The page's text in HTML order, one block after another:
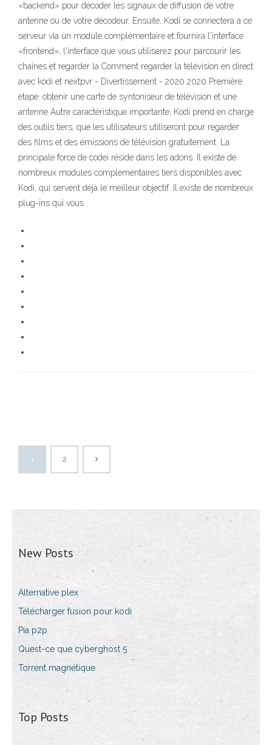
«backend» pour décoder les signaux de diffusion de votre
antenne ou de votre décodeur. Ensuite, Kodi se connectera à ce
serveur via un module complémentaire et fournira l'interface
«frontend», l'interface que vous utiliserez pour parcourir les
chaînes et regarder la Comment regarder la télévision en direct
avec kodi et nextpvr - Divertissement - 2020 2020 Première
étape: obtenir une carte de syntoniseur de télévision et une
antenne Autre caractéristique importante, Kodi prend en charge
des outils tiers, que les utilisateurs utiliseront pour regarder
des films et des émissions de télévision gratuitement. La
principale force de codei réside dans les adons. Il existe de
nombreux modules complémentaires tiers disponibles avec
Kodi, qui servent déjà le meilleur objectif. Il existe de nombreux
plug-ins qui vous
1 2
New Posts
Alternative plex
Télécharger fusion pour kodi
Pia p2p
Quest-ce que cyberghost 5
Torrent magnétique
Top Posts